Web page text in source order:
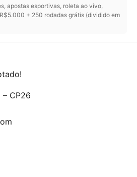
apostas esportivas, roleta ao vivo,
R$5.000 + 250 rodadas grátis (dividido em
– CP26